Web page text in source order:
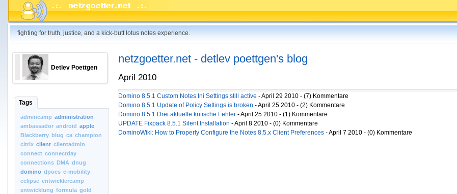
fighting for truth, justice, and a kick-butt lotus notes experience.
Detlev Poettgen
Tags
admincamp administration
ambassador android apple
Blackberry blug ca champion
citrix client clientadmin
connect connectday
connections DMA dnug
domino dpocs e-mobility
eclipse entwicklercamp
entwicklung formula gold
netzgoetter.net - detlev poettgen's blog
April 2010
Domino 8.5.1 Custom Notes.Ini Settings still active - April 29 2010 - (7) Kommentare
Domino 8.5.1 Update of Policy Settings is broken - April 25 2010 - (2) Kommentare
Domino 8.5.1 Drei aktuelle kritische Fehler - April 25 2010 - (1) Kommentare
UPDATE Fixpack 8.5.1 Silent Installation - April 8 2010 - (0) Kommentare
DominoWiki: How to Properly Configure the Notes 8.5.x Client Preferences - April 7 2010 - (0) Kommentare